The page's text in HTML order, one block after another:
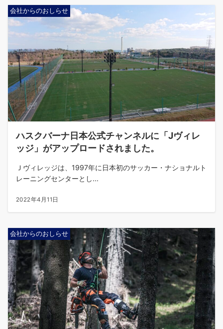
会社からのおしらせ
ハスクバーナ日本公式チャンネルに「Jヴィレ
ッジ」がアップロードされました。
Ｊヴィレッジは、1997年に日本初のサッカー・ナショナルト
レーニングセンターとし...
2022年4月11日
会社からのおしらせ